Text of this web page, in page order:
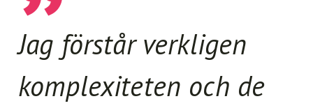
Jag förstår verkligen
komplexiteten och de